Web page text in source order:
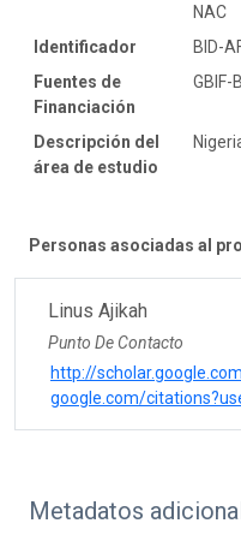
NAC
Identificador
BID-
Fuentes de
Financiación
GBIF-
Descripción del
área de estudio
Personas asociadas al
Linus Ajikah
Punto De Contacto
http://
google.com/
Metadatos